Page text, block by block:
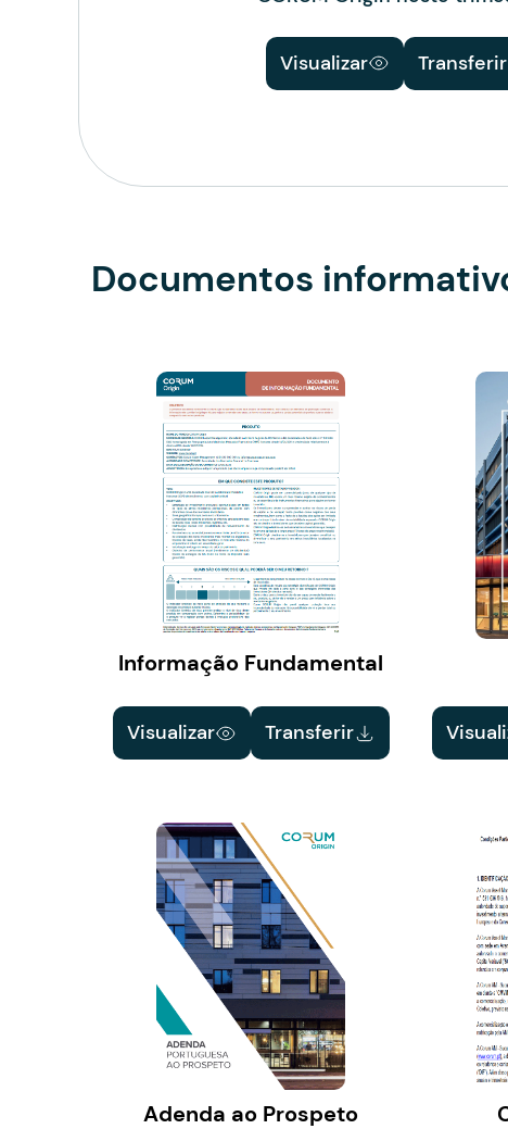
Visualizar Transferir
Documentos
Informação Fundamental
Visualizar Transferir
Adenda ao Prospeto